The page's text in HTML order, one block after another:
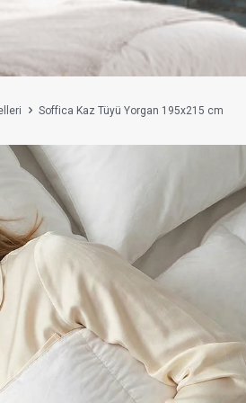
Soffica Kaz Tüyü Yorgan 195x215 cm